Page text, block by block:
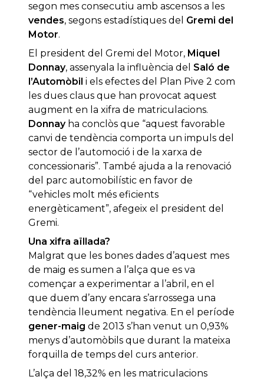
segon mes consecutiu amb ascensos a les
vendes, segons estadístiques del Gremi del
Motor.
El president del Gremi del Motor, Miquel
Donnay, assenyala la influència del Saló de
l’Automòbil i els efectes del Plan Pive 2 com
les dues claus que han provocat aquest
augment en la xifra de matriculacions.
Donnayha conclòs que “aquest favorable
canvi de tendència comporta un impuls del
sector de l’automoció i de la xarxa de
concessionaris”. També ajuda a la renovació
del parc automobilístic en favor de
“vehicles molt més eficients
energèticament”, afegeix el president del
Gremi.
Una xifra aïllada?
Malgrat que les bones dades d’aquest mes
de maig es sumen a l’alça que es va
començar a experimentar a l’abril, en el
que duem d’any encara s’arrossega una
tendència lleument negativa. En el període
gener-maig de 2013 s’han venut un 0,93%
menys d’automòbils que durant la mateixa
forquilla de temps del curs anterior.
L’alça del 18,32% en les matriculacions